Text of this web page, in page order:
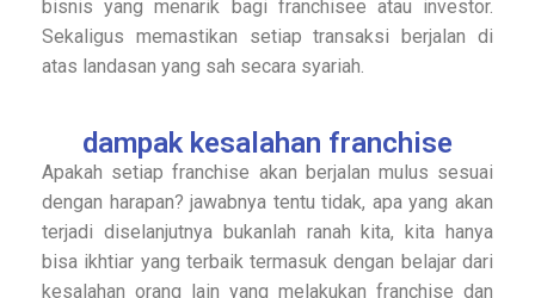
bisnis yang menarik bagi franchisee atau investor.
Sekaligus memastikan setiap transaksi berjalan di
atas landasan yang sah secara syariah.
dampak kesalahan franchise
Apakah setiap franchise akan berjalan mulus sesuai
dengan harapan? jawabnya tentu tidak, apa yang akan
terjadi diselanjutnya bukanlah ranah kita, kita hanya
bisa ikhtiar yang terbaik termasuk dengan belajar dari
kesalahan orang lain yang melakukan franchise dan